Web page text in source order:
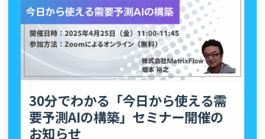
30分でわかる「今日から使える需
要予測AIの構築」セミナー開催の
お知らせ